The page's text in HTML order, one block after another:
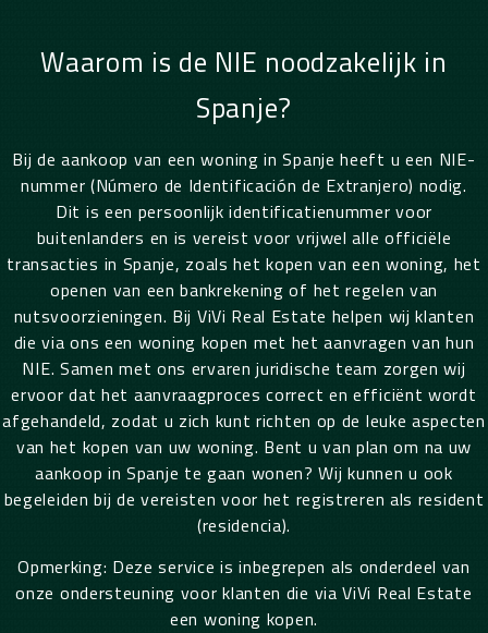
Waarom is de NIE noodzakelijk in
Spanje?
Bij de aankoop van een woning in Spanje heeft u een NIE-
nummer (Número de Identificación de Extranjero) nodig.
Dit is een persoonlijk identificatienummer voor
buitenlanders en is vereist voor vrijwel alle officiële
transacties in Spanje, zoals het kopen van een woning, het
openen van een bankrekening of het regelen van
nutsvoorzieningen. Bij ViVi Real Estate helpen wij klanten
die via ons een woning kopen met het aanvragen van hun
NIE. Samen met ons ervaren juridische team zorgen wij
ervoor dat het aanvraagproces correct en efficiënt wordt
afgehandeld, zodat u zich kunt richten op de leuke aspecten
van het kopen van uw woning. Bent u van plan om na uw
aankoop in Spanje te gaan wonen? Wij kunnen u ook
begeleiden bij de vereisten voor het registreren als resident
(residencia).
Opmerking: Deze service is inbegrepen als onderdeel van
onze ondersteuning voor klanten die via ViVi Real Estate
een woning kopen.